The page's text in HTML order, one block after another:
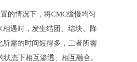
的情况下，将CMC缓慢均匀
遇时，发生结团、结块、降
需的时间短得多，二者所需
态下相互渗透、相互融合。